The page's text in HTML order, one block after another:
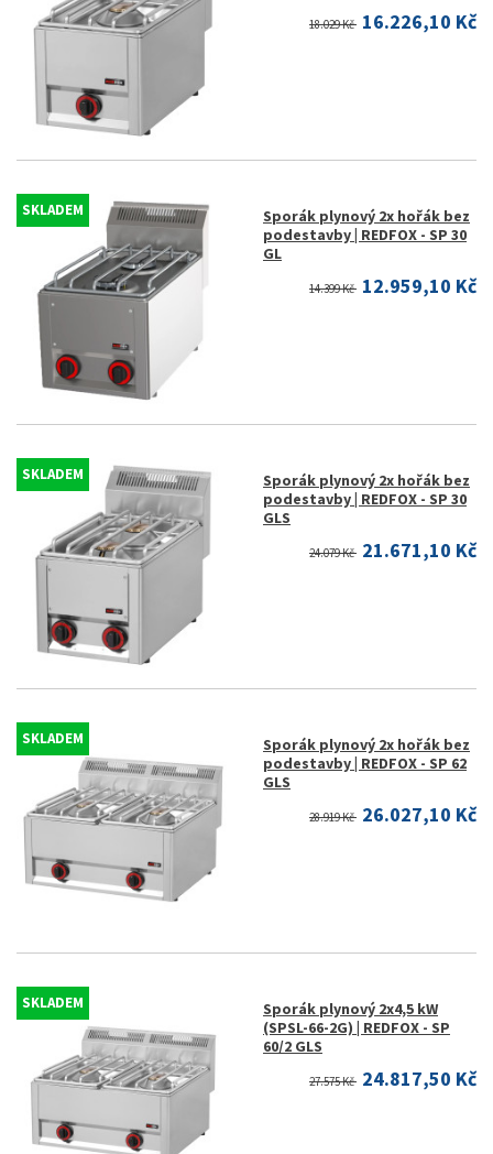
18.029 Kč 16.226,10 Kč
SKLADEM
Sporák plynový 2x hořák bez
podestavby | REDFOX - SP 30
GL
14.399 Kč 12.959,10 Kč
SKLADEM
Sporák plynový 2x hořák bez
podestavby | REDFOX - SP 30
GLS
24.079 Kč 21.671,10 Kč
SKLADEM
Sporák plynový 2x hořák bez
podestavby | REDFOX - SP 62
GLS
28.919 Kč 26.027,10 Kč
SKLADEM
Sporák plynový 2x4,5 kW
(SPSL-66-2G) | REDFOX - SP
60/2 GLS
27.575 Kč 24.817,50 Kč